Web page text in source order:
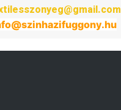
szinhazifuggony.hu